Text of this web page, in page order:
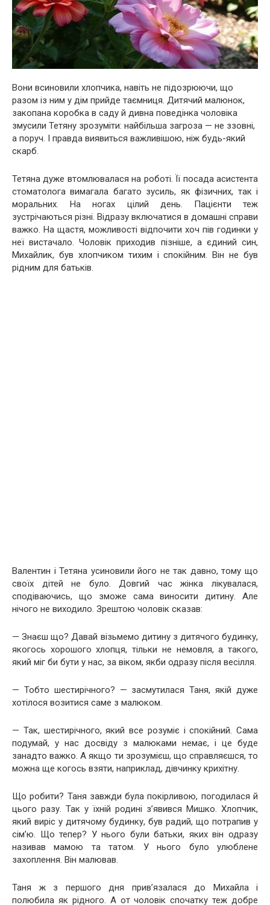
Вони всиновили хлопчика, навіть не підозрюючи, що
разом із ним у дім прийде таємниця. Дитячий малюнок,
закопана коробка в саду й дивна поведінка чоловіка
змусили Тетяну зрозуміти: найбільша загроза — не ззовні,
а поруч. І правда виявиться важливішою, ніж будь-який
скарб.
Тетяна дуже втомлювалася на роботі. Її посада асистента
стоматолога вимагала багато зусиль, як фізичних, так і
моральних. На ногах цілий день. Пацієнти теж
зустрічаються різні. Відразу включатися в домашні справи
важко. На щастя, можливості відпочити хоч пів годинки у
неї вистачало. Чоловік приходив пізніше, а єдиний син,
Михайлик, був хлопчиком тихим і спокійним. Він не був
рідним для батьків.
Валентин і Тетяна усиновили його не так давно, тому що
своїх дітей не було. Довгий час жінка лікувалася,
сподіваючись, що зможе сама виносити дитину. Але
нічого не виходило. Зрештою чоловік сказав:
— Знаєш що? Давай візьмемо дитину з дитячого будинку,
якогось хорошого хлопця, тільки не немовля, а такого,
який міг би бути у нас, за віком, якби одразу після весілля.
— Тобто шестирічного? — засмутилася Таня, якій дуже
хотілося возитися саме з малюком.
— Так, шестирічного, який все розуміє і спокійний. Сама
подумай, у нас досвіду з малюками немає, і це буде
занадто важко. А якщо ти зрозумієш, що справляєшся, то
можна ще когось взяти, наприклад, дівчинку крихітну.
Що робити? Таня завжди була покірливою, погодилася й
цього разу. Так у їхній родині з’явився Мишко. Хлопчик,
який виріс у дитячому будинку, був радий, що потрапив у
сім’ю. Що тепер? У нього були батьки, яких він одразу
називав мамою та татом. У нього було улюблене
захоплення. Він малював.
Таня ж з першого дня прив’язалася до Михайла і
полюбила як рідного. А от чоловік спочатку теж добре